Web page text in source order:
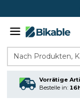
Nach Produkten,
Vorrätige
Bestelle in: